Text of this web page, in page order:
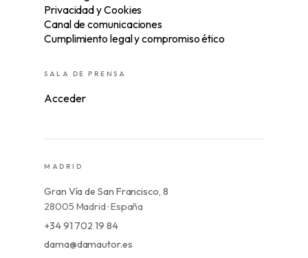
Privacidad y Cookies
Canal de comunicaciones
Cumplimiento legal y compromiso ético
SALA DE PRENSA
Acceder
MADRID
Gran Vía de San Francisco, 8
28005 Madrid · España
+34 91 702 19 84
dama@damautor.es